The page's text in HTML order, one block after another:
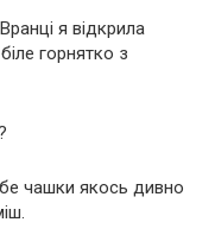
я відкрила
горнятко з
чашки якось дивно